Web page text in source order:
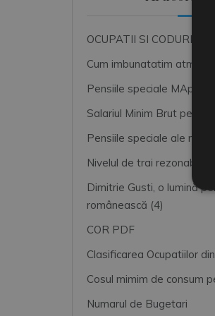
OCUPATII SI CODURI COR
Cum imbunatatim
Pensiile speciale
Salariul Minim Brut pe tara
Pensiile speciale ale
Nivelul de trai rezonabil
Dimitrie Gusti, o lumină
românească (4)
COR PDF
Clasificarea Ocupatiilor
Cosul mimim de consum
Numarul de Bugetari